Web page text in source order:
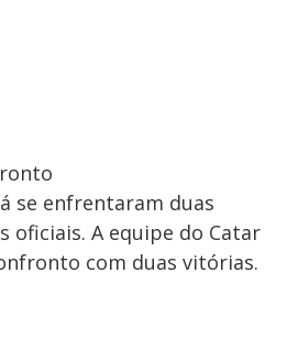
se enfrentaram duas
oficiais. A equipe do Catar
com duas vitórias.